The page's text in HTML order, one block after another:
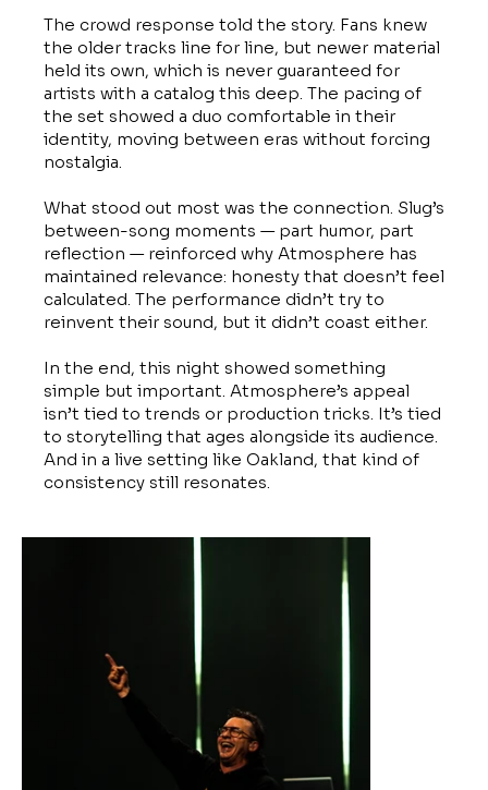
The crowd response told the story. Fans knew
the older tracks line for line, but newer material
held its own, which is never guaranteed for
artists with a catalog this deep. The pacing of
the set showed a duo comfortable in their
identity, moving between eras without forcing
nostalgia.
What stood out most was the connection. Slug’s
between-song moments — part humor, part
reflection — reinforced why Atmosphere has
maintained relevance: honesty that doesn’t feel
calculated. The performance didn’t try to
reinvent their sound, but it didn’t coast either.
In the end, this night showed something
simple but important. Atmosphere’s appeal
isn’t tied to trends or production tricks. It’s tied
to storytelling that ages alongside its audience.
And in a live setting like Oakland, that kind of
consistency still resonates.